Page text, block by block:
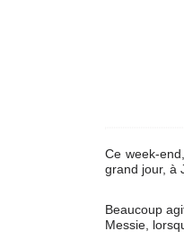
Ce week-
grand jour, à
Beaucoup
Messie,